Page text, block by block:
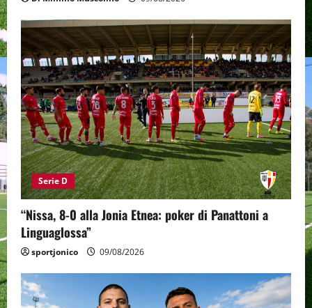
Serie D
“Nissa, 8-0 alla Jonia Etnea: poker di Panattoni a
Linguaglossa”
sportjonico 09/08/2026